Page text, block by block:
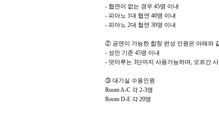
- 협연이 없는 경우 45명 이내
- 피아노 1대 협연 40명 이내
- 피아노 2대 협연 30명 이내
② 공연이 가능한 합창 편성 인원은 아래와
- 성인 기준 45명 이내
- 덧마루는 3단까지 사용가능하며, 오르간
③ 대기실 수용인원
Room A-C 각 2-3명
Room D-E 각 20명